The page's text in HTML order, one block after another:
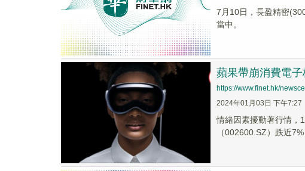
7月10日，長盈精密
當中。
蘋果帶崩消費電
https://www.finet.hk/
2024年01月03日 下午7:27
情緒因素擾動著行情，
（002600.SZ）跌近